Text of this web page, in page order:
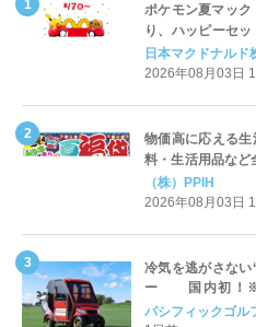
ポケモン夏マッ
り、ハッピーセ
定登場
日本マクドナルド
2026年08月03日
物価高に応える
料・生活用品など
「夏福袋」＆セ
（株）PPIH
2026年08月03日
冷気を逃がさな
ー 国内初！※
Cart（エアコン
パシフィックゴル